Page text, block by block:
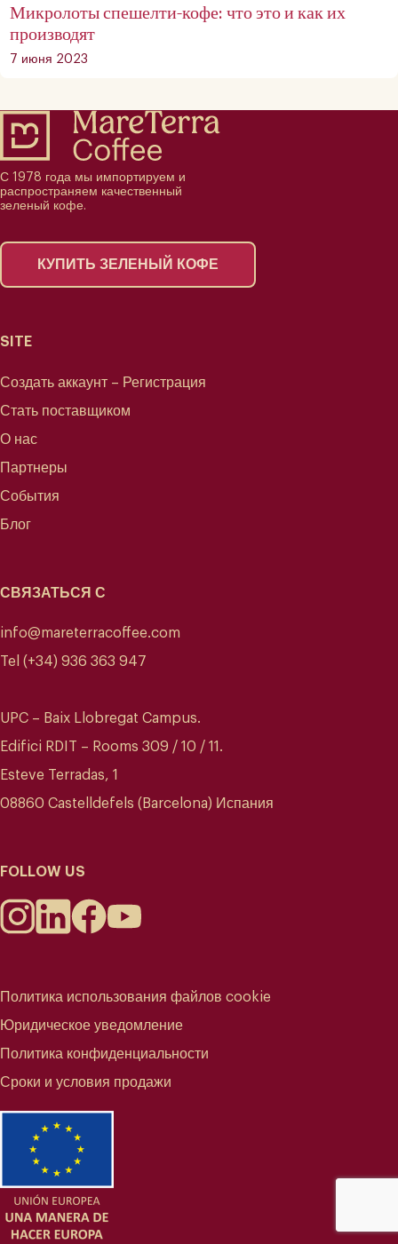
Микролоты спешелти-кофе: что это и как их
производят
7 июня 2023
С 1978 года мы импортируем и
распространяем качественный
зеленый кофе.
КУПИТЬ ЗЕЛЕНЫЙ КОФЕ
SITE
Создать аккаунт – Регистрация
Стать поставщиком
О нас
Партнеры
События
Блог
СВЯЗАТЬСЯ С
info@mareterracoffee.com
Tel (+34) 936 363 947
UPC – Baix Llobregat Campus.
Edifici RDIT – Rooms 309 / 10 / 11.
Esteve Terradas, 1
08860 Castelldefels (Barcelona) Испания
FOLLOW US
Политика использования файлов cookie
Юридическое уведомление
Политика конфиденциальности
Сроки и условия продажи